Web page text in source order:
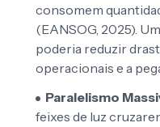
consomem
(EANSOG, 2025).
poderia reduzir
operacionais e a
Paralelismo
feixes de luz